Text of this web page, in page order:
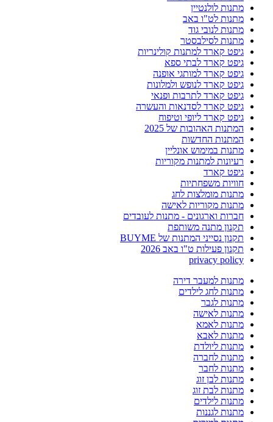
מתנות לולנטיין
מתנות לט"ו באב
מתנות לנובי גוד
מתנות לסילבסטר
גיפט קארד למתנות קולינריות
גיפט קארד לבתי ספא
גיפט קארד למותגי אופנה
גיפט קארד לנופש ולמלונות
גיפט קארד לתרבות ופנאי
גיפט קארד לסדנאות והעשרה
גיפט קארד ליופי וטיפוח
המתנות האהובות של 2025
המתנות החדשות
מתנות במימוש אונליין
רעיונות למתנות מקוריות
גיפט קארד
חוויות משפחתיות
מתנות מומלצות לחג
מתנות מקוריות לאישה
חברות וארגונים - מתנות לעובדים
תקנון מתנה משותפת
תקנון נסייני המתנות של BUYME
תקנון פעילות ט"ו באב 2026
privacy policy
מתנות למעבר דירה
מתנות לחג לילדים
מתנות לגבר
מתנות לאישה
מתנות לאמא
מתנות לאבא
מתנות ליולדת
מתנות לחברה
מתנות לחבר
מתנות לבן זוג
מתנות לבת זוג
מתנות לילדים
מתנות לגננות